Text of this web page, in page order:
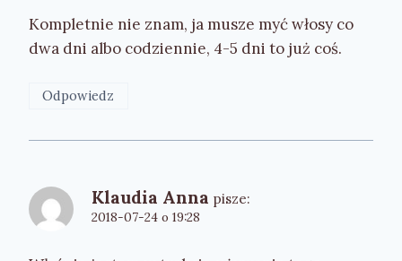
Kompletnie nie znam, ja musze myć włosy co
dwa dni albo codziennie, 4-5 dni to już coś.
Odpowiedz
Klaudia Anna pisze:
2018-07-24 o 19:28